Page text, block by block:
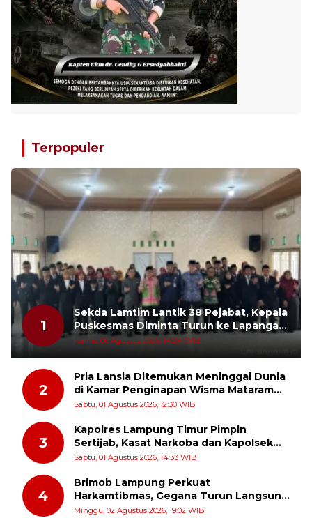
Terpopuler
1
Sekda Lamtim Lantik 38 Pejabat, Kepala
Puskesmas Diminta Turun ke Lapangan
dan Hadir di Tengah Masyarakat
Kamis, 06 Agustus 2026, 14:24 WIB
2
Pria Lansia Ditemukan Meninggal Dunia
di Kamar Penginapan Wisma Mataram
Baru
Sabtu, 01 Agustus 2026, 12:30 WIB
3
Kapolres Lampung Timur Pimpin
Sertijab, Kasat Narkoba dan Kapolsek
Sekampung Udik Berganti
Sabtu, 01 Agustus 2026, 14:33 WIB
4
Brimob Lampung Perkuat
Harkamtibmas, Gegana Turun Langsung
Patroli Dialogis ke Pasar dan Rumah
Minggu, 02 Agustus 2026, 19:02 WIB